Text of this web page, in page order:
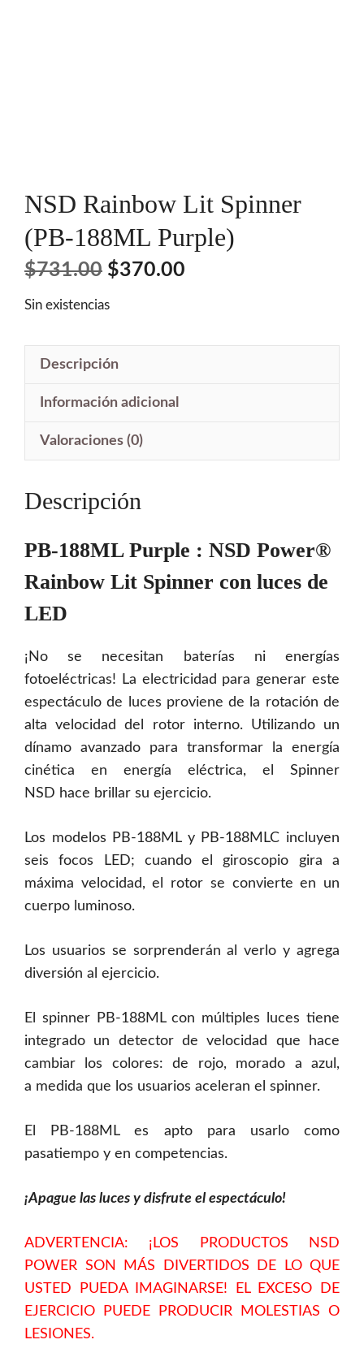
NSD Rainbow Lit Spinner
(PB-188ML Purple)
$731.00 El
precio
era:
$731.00.
$370.00
Sin existencias
Descripción
Información adicional
Valoraciones (0)
Descripción
PB-188ML Purple : NSD Power®
Rainbow Lit Spinner con luces de
LED
¡No se necesitan baterías ni energías
fotoeléctricas! La electricidad para generar este
espectáculo de luces proviene de la rotación de
alta velocidad del rotor interno. Utilizando un
dínamo avanzado para transformar la energía
cinética en energía eléctrica, el Spinner
NSD hace brillar su ejercicio.
Los modelos PB-188ML y PB-188MLC incluyen
seis focos LED; cuando el giroscopio gira a
máxima velocidad, el rotor se convierte en un
cuerpo luminoso.
Los usuarios se sorprenderán al verlo y agrega
diversión al ejercicio.
El spinner PB-188ML con múltiples luces tiene
integrado un detector de velocidad que hace
cambiar los colores: de rojo, morado a azul,
a medida que los usuarios aceleran el spinner.
El PB-188ML es apto para usarlo como
pasatiempo y en competencias.
¡Apague las luces y disfrute el espectáculo!
ADVERTENCIA: ¡LOS PRODUCTOS NSD
POWER SON MÁS DIVERTIDOS DE LO QUE
USTED PUEDA IMAGINARSE! EL EXCESO DE
EJERCICIO PUEDE PRODUCIR MOLESTIAS O
LESIONES.